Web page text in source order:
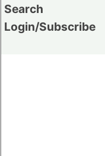
Search
Login/Subscribe